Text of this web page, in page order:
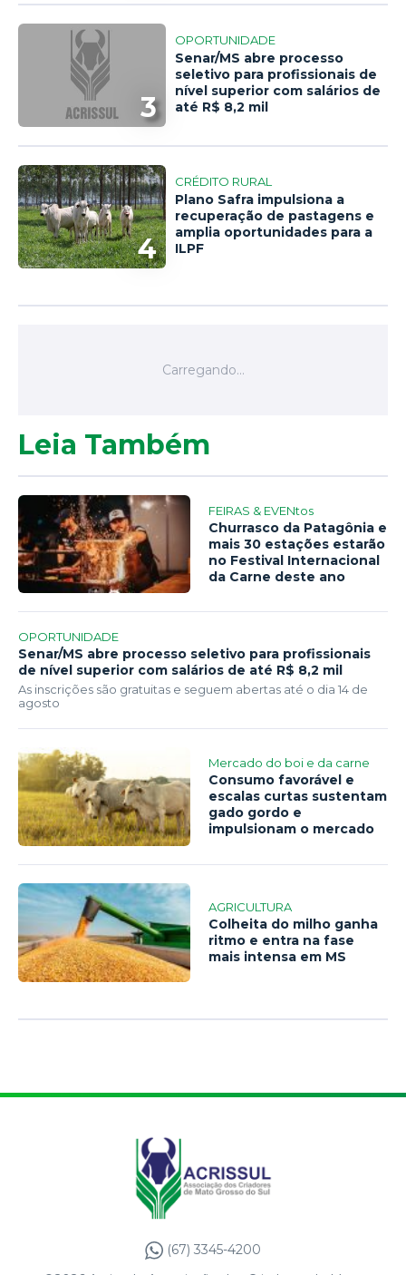
3
OPORTUNIDADE
Senar/MS abre processo
seletivo para profissionais de
nível superior com salários de
até R$ 8,2 mil
4
CRÉDITO RURAL
Plano Safra impulsiona a
recuperação de pastagens e
amplia oportunidades para a
ILPF
Leia Também
FEIRAS & EVENtos
Churrasco da Patagônia e
mais 30 estações estarão
no Festival Internacional
da Carne deste ano
OPORTUNIDADE
Senar/MS abre processo seletivo para profissionais
de nível superior com salários de até R$ 8,2 mil
As inscrições são gratuitas e seguem abertas até o dia 14 de
agosto
Mercado do boi e da carne
Consumo favorável e
escalas curtas sustentam
gado gordo e
impulsionam o mercado
AGRICULTURA
Colheita do milho ganha
ritmo e entra na fase
mais intensa em MS
(67) 3345-4200